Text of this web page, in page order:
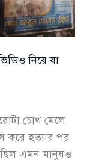
নিয়ে যা
চোখ মেলে
করে হত্যার পর
ছিল এমন মানুষও